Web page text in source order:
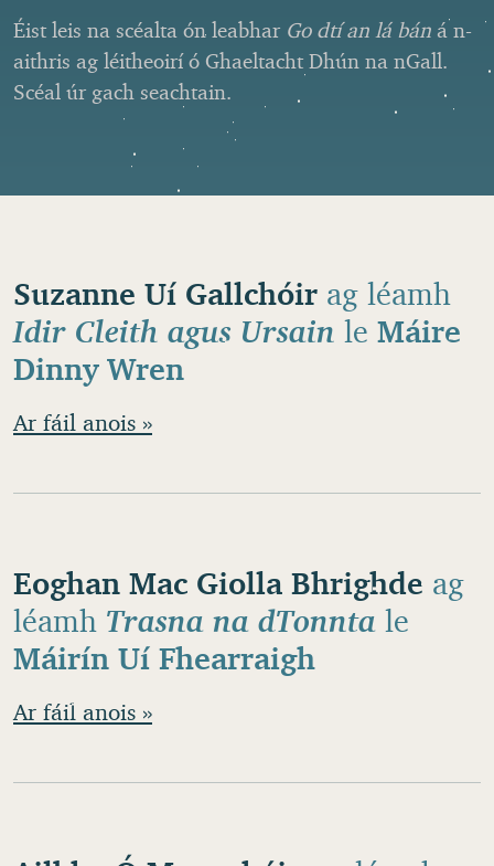
Éist leis na scéalta ón leabhar Go dtí an lá bán á n-
aithris ag léitheoirí ó Ghaeltacht Dhún na nGall.
Scéal úr gach seachtain.
Suzanne Uí Gallchóir ag léamh
Idir Cleith agus Ursain le Máire
Dinny Wren
Ar fáil anois »
Eoghan Mac Giolla Bhrighde ag
léamh Trasna na dTonnta le
Máirín Uí Fhearraigh
Ar fáil anois »